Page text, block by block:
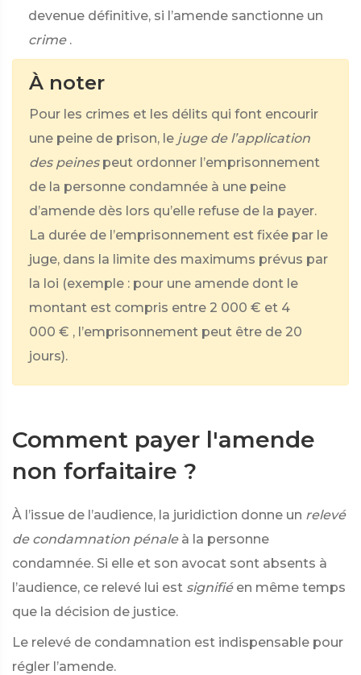
devenue définitive, si l’amende sanctionne un
crime .
À noter
Pour les crimes et les délits qui font encourir
une peine de prison, le juge de l’application
des peines peut ordonner l’emprisonnement
de la personne condamnée à une peine
d’amende dès lors qu’elle refuse de la payer.
La durée de l’emprisonnement est fixée par le
juge, dans la limite des maximums prévus par
la loi (exemple : pour une amende dont le
montant est compris entre 2 000 € et 4
000 € , l’emprisonnement peut être de 20
jours).
Comment payer l'amende
non forfaitaire ?
À l’issue de l’audience, la juridiction donne un relevé
de condamnation pénale à la personne
condamnée. Si elle et son avocat sont absents à
l’audience, ce relevé lui est signifié en même temps
que la décision de justice.
Le relevé de condamnation est indispensable pour
régler l’amende.